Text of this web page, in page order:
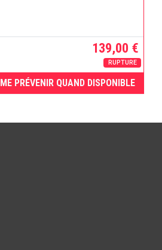
139,00 €
RUPTURE
ME PRÉVENIR QUAND DISPONIBLE